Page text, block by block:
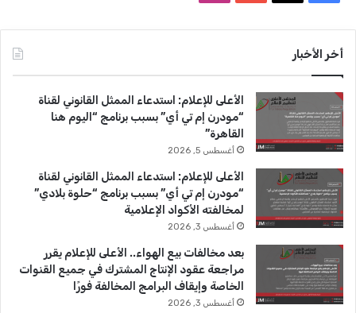
س
و
ك
T
u
b
e
ق
ا
م
أخر الأخبار
الأعلى للإعلام: استدعاء الممثل القانوني لقناة
“مودرن إم تي أي” بسبب برنامج “اليوم هنا
القاهرة”
أغسطس 5, 2026
الأعلى للإعلام: استدعاء الممثل القانوني لقناة
“مودرن إم تي أي” بسبب برنامج “حلوة بلادي”
لمخالفته الأكواد الإعلامية
أغسطس 3, 2026
بعد مخالفات بيع الهواء.. الأعلى للإعلام يقرر
مراجعة عقود الإنتاج المشترك في جميع القنوات
الخاصة وإيقاف البرامج المخالفة فورًا
أغسطس 3, 2026